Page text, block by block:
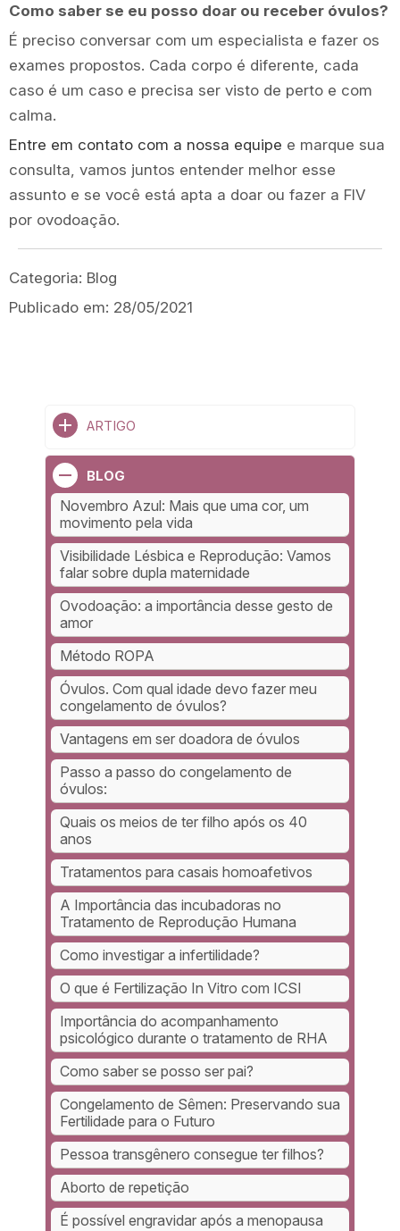
Como saber se eu posso doar ou receber óvulos?
É preciso conversar com um especialista e fazer os
exames propostos. Cada corpo é diferente, cada
caso é um caso e precisa ser visto de perto e com
calma.
Entre em contato com a nossa equipe e marque sua
consulta, vamos juntos entender melhor esse
assunto e se você está apta a doar ou fazer a FIV
por ovodoação.
Categoria: Blog
Publicado em: 28/05/2021
ARTIGO
BLOG
Novembro Azul: Mais que uma cor, um
movimento pela vida
Visibilidade Lésbica e Reprodução: Vamos
falar sobre dupla maternidade
Ovodoação: a importância desse gesto de
amor
Método ROPA
Óvulos. Com qual idade devo fazer meu
congelamento de óvulos?
Vantagens em ser doadora de óvulos
Passo a passo do congelamento de
óvulos:
Quais os meios de ter filho após os 40
anos
Tratamentos para casais homoafetivos
A Importância das incubadoras no
Tratamento de Reprodução Humana
Como investigar a infertilidade?
O que é Fertilização In Vitro com ICSI
Importância do acompanhamento
psicológico durante o tratamento de RHA
Como saber se posso ser pai?
Congelamento de Sêmen: Preservando sua
Fertilidade para o Futuro
Pessoa transgênero consegue ter filhos?
Aborto de repetição
É possível engravidar após a menopausa